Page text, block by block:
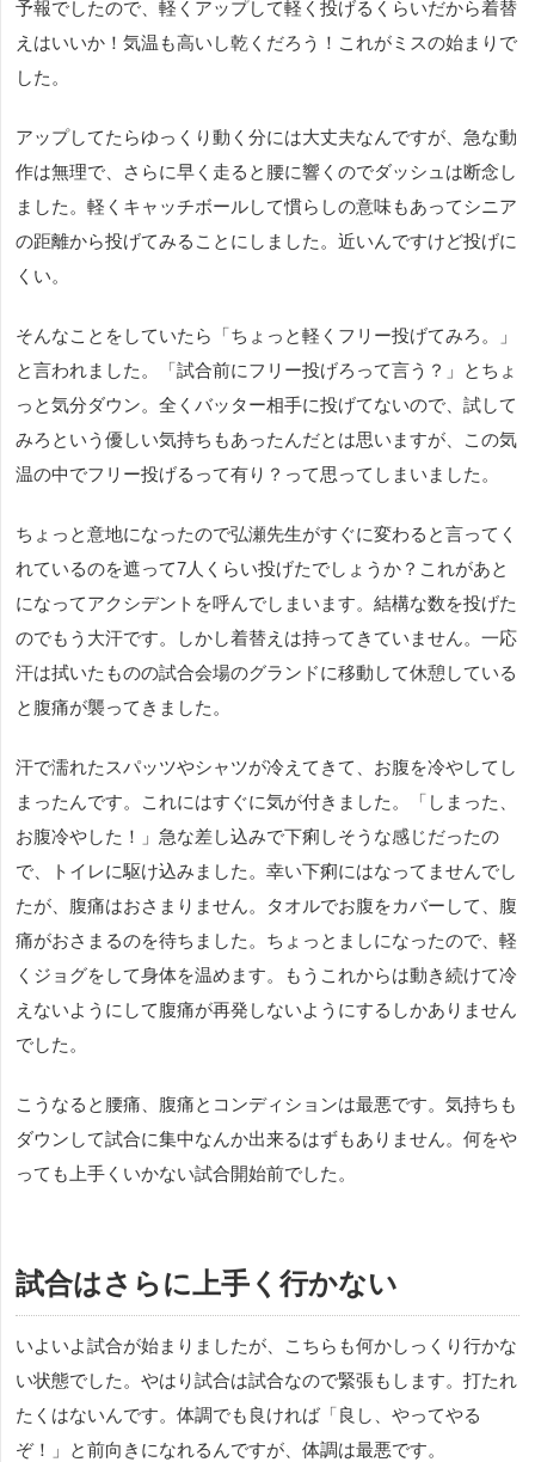
予報でしたので、軽くアップして軽く投げるくらいだから着替
えはいいか！気温も高いし乾くだろう！これがミスの始まりで
した。
アップしてたらゆっくり動く分には大丈夫なんですが、急な動
作は無理で、さらに早く走ると腰に響くのでダッシュは断念し
ました。軽くキャッチボールして慣らしの意味もあってシニア
の距離から投げてみることにしました。近いんですけど投げに
くい。
そんなことをしていたら「ちょっと軽くフリー投げてみろ。」
と言われました。「試合前にフリー投げろって言う？」とちょ
っと気分ダウン。全くバッター相手に投げてないので、試して
みろという優しい気持ちもあったんだとは思いますが、この気
温の中でフリー投げるって有り？って思ってしまいました。
ちょっと意地になったので弘瀬先生がすぐに変わると言ってく
れているのを遮って7人くらい投げたでしょうか？これがあと
になってアクシデントを呼んでしまいます。結構な数を投げた
のでもう大汗です。しかし着替えは持ってきていません。一応
汗は拭いたものの試合会場のグランドに移動して休憩している
と腹痛が襲ってきました。
汗で濡れたスパッツやシャツが冷えてきて、お腹を冷やしてし
まったんです。これにはすぐに気が付きました。「しまった、
お腹冷やした！」急な差し込みで下痢しそうな感じだったの
で、トイレに駆け込みました。幸い下痢にはなってませんでし
たが、腹痛はおさまりません。タオルでお腹をカバーして、腹
痛がおさまるのを待ちました。ちょっとましになったので、軽
くジョグをして身体を温めます。もうこれからは動き続けて冷
えないようにして腹痛が再発しないようにするしかありません
でした。
こうなると腰痛、腹痛とコンディションは最悪です。気持ちも
ダウンして試合に集中なんか出来るはずもありません。何をや
っても上手くいかない試合開始前でした。
試合はさらに上手く行かない
いよいよ試合が始まりましたが、こちらも何かしっくり行かな
い状態でした。やはり試合は試合なので緊張もします。打たれ
たくはないんです。体調でも良ければ「良し、やってやる
ぞ！」と前向きになれるんですが、体調は最悪です。